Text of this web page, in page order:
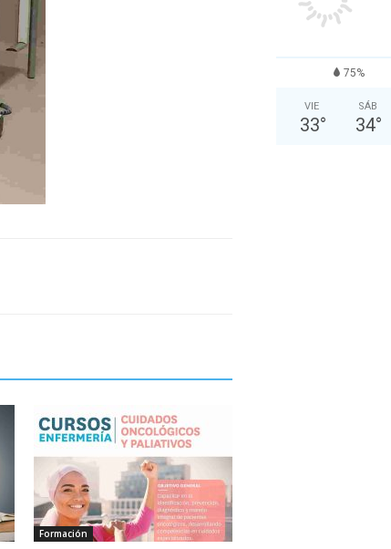
Formación
75%
VIE
33°
SÁB
34°